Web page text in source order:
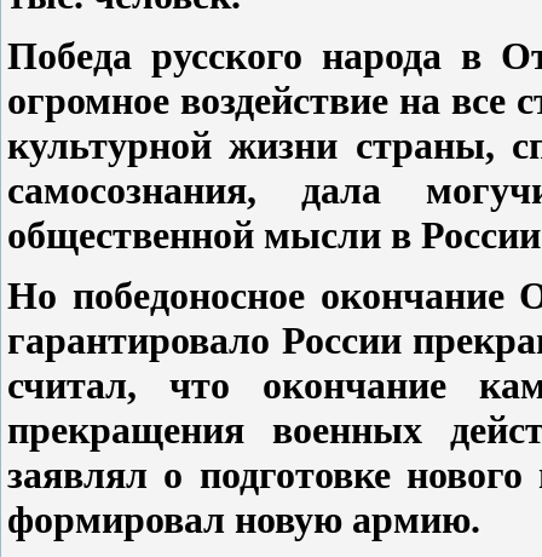
Победа русского народа в
огромное воздействие на
культурной жизни страны,
самосознания, дала
общественной мысли в
Но победоносное окончание
гарантировало России
считал, что окончание
прекращения военных
заявлял о подготовке
формировал новую армию.